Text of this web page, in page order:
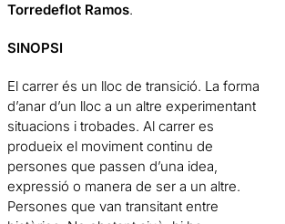
Torredeflot Ramos.
SINOPSI
El carrer és un lloc de transició. La forma
d’anar d’un lloc a un altre experimentant
situacions i trobades. Al carrer es
produeix el moviment continu de
persones que passen d’una idea,
expressió o manera de ser a un altre.
Persones que van transitant entre